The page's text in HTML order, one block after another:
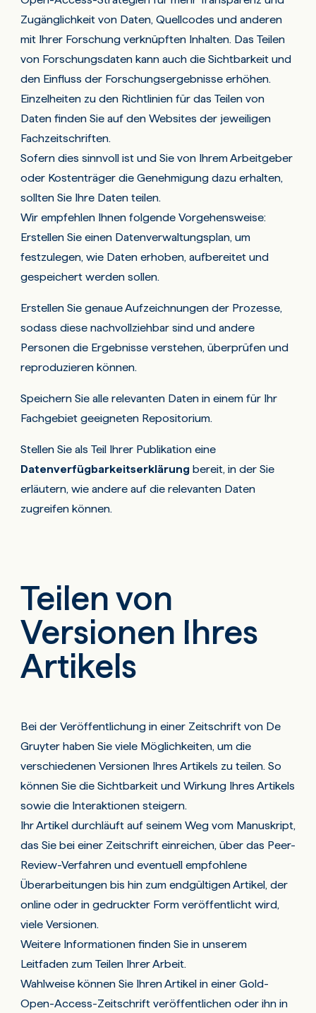
Zugänglichkeit von Daten, Quellcodes und anderen
mit Ihrer Forschung verknüpften Inhalten. Das Teilen
von Forschungsdaten kann auch die Sichtbarkeit und
den Einfluss der Forschungsergebnisse erhöhen.
Einzelheiten zu den Richtlinien für das Teilen von
Daten finden Sie auf den Websites der jeweiligen
Fachzeitschriften.
Sofern dies sinnvoll ist und Sie von Ihrem Arbeitgeber
oder Kostenträger die Genehmigung dazu erhalten,
sollten Sie Ihre Daten teilen.
Wir empfehlen Ihnen folgende Vorgehensweise:
Erstellen Sie einen Datenverwaltungsplan, um
festzulegen, wie Daten erhoben, aufbereitet und
gespeichert werden sollen.
Erstellen Sie genaue Aufzeichnungen der Prozesse,
sodass diese nachvollziehbar sind und andere
Personen die Ergebnisse verstehen, überprüfen und
reproduzieren können.
Speichern Sie alle relevanten Daten in einem für Ihr
Fachgebiet geeigneten Repositorium.
Stellen Sie als Teil Ihrer Publikation eine
Datenverfügbarkeitserklärungbereit, in der Sie
erläutern, wie andere auf die relevanten Daten
zugreifen können.
Teilen von
Versionen Ihres
Artikels
Bei der Veröffentlichung in einer Zeitschrift von De
Gruyter haben Sie viele Möglichkeiten, um die
verschiedenen Versionen Ihres Artikels zu teilen. So
können Sie die Sichtbarkeit und Wirkung Ihres Artikels
sowie die Interaktionen steigern.
Ihr Artikel durchläuft auf seinem Weg vom Manuskript,
das Sie bei einer Zeitschrift einreichen, über das Peer-
Review-Verfahren und eventuell empfohlene
Überarbeitungen bis hin zum endgültigen Artikel, der
online oder in gedruckter Form veröffentlicht wird,
viele Versionen.
Weitere Informationen finden Sie in unserem
Leitfadenzum Teilen Ihrer Arbeit.
Wahlweise können Sie Ihren Artikel in einer Gold-
Open-Access-Zeitschrift veröffentlichen oder ihn in